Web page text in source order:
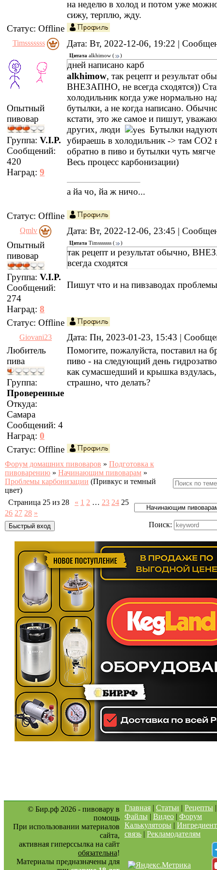
на неделю в холод и потом уже
сижу, терплю, жду.
Статус: Offline
Timsssssss Дата: Вт, 2022-12-06, 19:22 |
Опытный
пивовар
Группа: V.I.P.
Сообщений:
420
Наград: 9
Цитата alkhimow ( )
дней написано карб
alkhimow, так рецепт и результат
ВНЕЗАПНО, не всегда сходятся))
холодильник когда уже нормально
бутылки, а не когда написано.
кстати, это же самое и пишут,
других, люди
Бутылки
убираешь в холодильник -> там СО2
обратно в пиво и бутылки чуть мягче
Весь процесс карбонизации)
а йа чо, йа ж ничо...
Статус: Offline
Qmlv
Дата: Вт, 2022-12-06, 23:45 |
Опытный
пивовар
Группа: V.I.P.
Сообщений:
274
Наград: 8
Цитата Timsssssss ( )
так рецепт и результат обычно,
всегда сходятся
Пишут что и на пивзаводах
Статус: Offline
Giovani23
Дата: Пн, 2023-01-23, 15:43 |
Любитель
пива
Группа:
Проверенные
Откуда:
Самара
Сообщений: 4
Наград: 0
Помогите, пожалуйста, поставил на
пиво - на следующий день
как сумасшедший и крышка
страшно, что делать?
Статус: Offline
Форум домашних пивоваров » Подготовка к
пивоварению » Начинающим пивоварам »
Проблемы карбонизации (Привкус и темный
цвет)
Страница 25 из 28 « 1 2 … 23 24 25
26 27 28 »
Поиск:
© Бир.рф 2026 - пивовару в
помощь
При использовании материалов
сайта,
активная гиперссылка на сайт
обязательна!
Материалы предназначены для
Главная | Статьи | Рецепты
Файлы | Видео | Форум
Калькуляторы |
связь | Рекламодателям